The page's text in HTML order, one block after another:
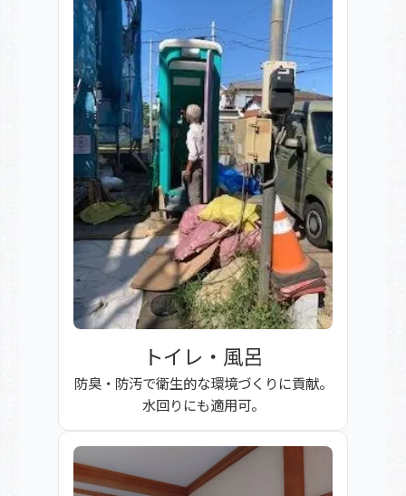
トイレ・風呂
防臭・防汚で衛生的な環境づくりに貢献。
水回りにも適用可。